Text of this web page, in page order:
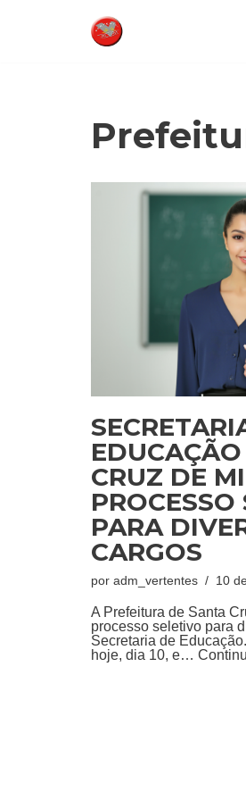
CRUZ DE
PROCESSO
PARA
CARGOS
por adm_vertentes 10
A Prefeitura de Santa
processo seletivo para
Secretaria de
hoje, dia 10, e…